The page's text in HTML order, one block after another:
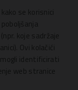
se korisnici
koje sadržaje
Ovi kolačići
identificirati
web stranice